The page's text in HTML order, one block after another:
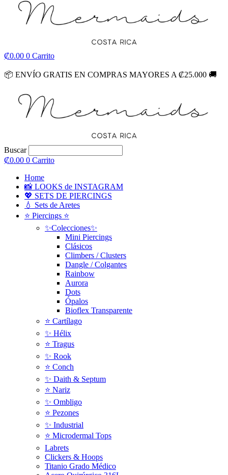
₡0.00 0 Carrito
📦 ENVÍO GRATIS EN COMPRAS MAYORES A ₡25.000 🚚
Buscar
₡0.00 0 Carrito
Home
📸 LOOKS de INSTAGRAM
💖 SETS DE PIERCINGS
💧 Sets de Aretes
⭐ Piercings ⭐
✨Colecciones✨
Mini Piercings
Clásicos
Climbers / Clusters
Dangle / Colgantes
Rainbow
Aurora
Dots
Ópalos
Bioflex Transparente
⭐️ Cartílago
✨ Hélix
⭐ Tragus
✨ Rook
⭐️ Conch
✨ Daith & Septum
⭐️ Nariz
✨ Ombligo
⭐️ Pezones
✨ Industrial
⭐️ Microdermal Tops
Labrets
Clickers & Hoops
Titanio Grado Médico